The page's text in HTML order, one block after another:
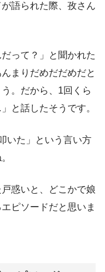
語られた際、孜さん
って？」と聞かれた
まりだめだだめだと
。だから、1回くら
と話したそうです。
いた」という言い方
惑いと、どこかで娘
ピソードだと思いま